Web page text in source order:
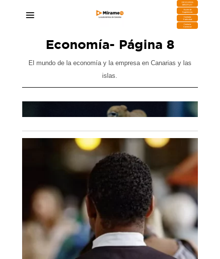
DESCARGA
MIRAPLAY
Buzón de
Sugerencias
Contratar
Publicidad
Contacto
Comercial
Economía- Página 8
El mundo de la economía y la empresa en Canarias y las
islas.
Nueva Pescanova renuncia a instalar su granja
de pulpos en el Puerto de Las Palmas
23/07/2026